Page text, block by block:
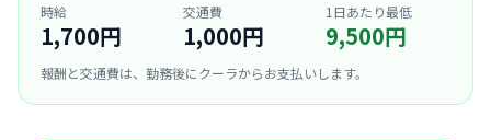
時給
1,700円
交通費
1,000円
1日あたり最低
9,500円
報酬と交通費は、勤務後にクーラからお支払いします。